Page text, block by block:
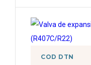
COD DTN